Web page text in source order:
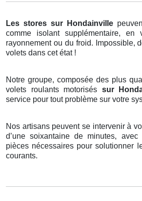
Les stores sur Hondainville
comme isolant supplémentaire, en
rayonnement ou du froid. Impossible,
volets dans cet état !
Notre groupe, composée des plus
volets roulants motorisés sur
service pour tout problème sur votre
Nos artisans peuvent se intervenir à
d’une soixantaine de minutes, avec
pièces nécessaires pour solutionner
courants.